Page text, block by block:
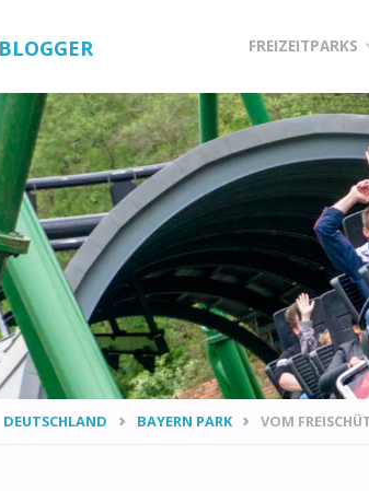
content
FREIZEITPARKS
DEUTSCHLAND BAYERN PARK VOM